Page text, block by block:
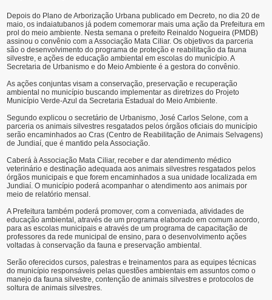
Depois do Plano de Arborização Urbana publicado em Decreto, no dia 20 de
maio, os indaiatubanos já podem comemorar mais uma ação da Prefeitura em
prol do meio ambiente. Nesta semana o prefeito Reinaldo Nogueira (PMDB)
assinou o convênio com a Associação Mata Ciliar. Os objetivos da parceria
são o desenvolvimento do programa de proteção e reabilitação da fauna
silvestre, e ações de educação ambiental em escolas do município. A
Secretaria de Urbanismo e do Meio Ambiente é a gestora do convênio.
As ações conjuntas visam a conservação, preservação e recuperação
ambiental no município buscando implementar as diretrizes do Projeto
Município Verde-Azul da Secretaria Estadual do Meio Ambiente.
Segundo explicou o secretário de Urbanismo, José Carlos Selone, com a
parceria os animais silvestres resgatados pelos órgãos oficiais do município
serão encaminhados ao Cras (Centro de Reabilitação de Animais Selvagens)
de Jundiaí, que é mantido pela Associação.
Caberá à Associação Mata Ciliar, receber e dar atendimento médico
veterinário e destinação adequada aos animais silvestres resgatados pelos
órgãos municipais e que forem encaminhados a sua unidade localizada em
Jundiaí. O município poderá acompanhar o atendimento aos animais por
meio de relatório mensal.
A Prefeitura também poderá promover, com a conveniada, atividades de
educação ambiental, através de um programa elaborado em comum acordo,
para as escolas municipais e através de um programa de capacitação de
professores da rede municipal de ensino, para o desenvolvimento ações
voltadas à conservação da fauna e preservação ambiental.
Serão oferecidos cursos, palestras e treinamentos para as equipes técnicas
do município responsáveis pelas questões ambientais em assuntos como o
manejo da fauna silvestre, contenção de animais silvestres e protocolos de
soltura de animais silvestres.